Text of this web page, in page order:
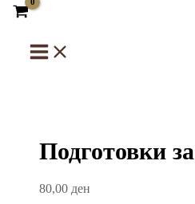
Подготовки
80,00 ден